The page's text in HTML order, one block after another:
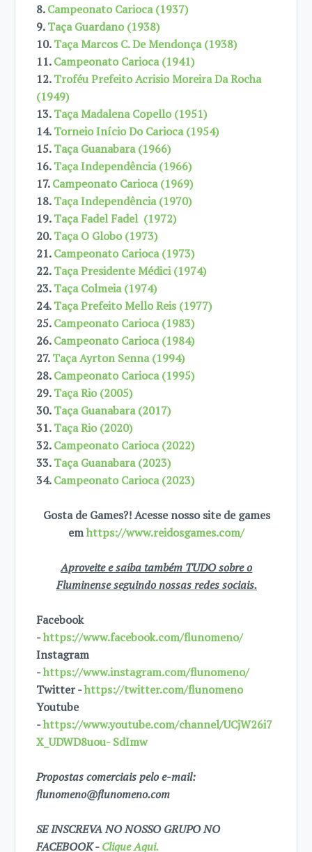
8.Campeonato Carioca (1937)
9.Taça Guardano (1938)
10.Taça Marcos C. De Mendonça (1938)
11.Campeonato Carioca (1941)
12.Troféu Prefeito Acrisio Moreira Da Rocha
(1949)
13.Taça Madalena Copello (1951)
14.Torneio Início Do Carioca (1954)
15.Taça Guanabara (1966)
16.Taça Independência (1966)
17.Campeonato Carioca (1969)
18.Taça Independência (1970)
19.Taça Fadel Fadel (1972)
20.Taça O Globo (1973)
21.Campeonato Carioca (1973)
22.Taça Presidente Médici (1974)
23.Taça Colmeia (1974)
24.Taça Prefeito Mello Reis (1977)
25.Campeonato Carioca (1983)
26.Campeonato Carioca (1984)
27.Taça Ayrton Senna (1994)
28.Campeonato Carioca (1995)
29.Taça Rio (2005)
30.Taça Guanabara (2017)
31.Taça Rio (2020)
32.Campeonato Carioca (2022)
33. Taça Guanabara (2023)
34.Campeonato Carioca (2023)
Gosta de Games?! Acesse nosso site de games
emhttps://www.reidosgames.com/
Aproveite e saiba também TUDO sobre o
Fluminense seguindo nossas redes sociais.
Facebook
-https://www.facebook.com/flunomeno/
Instagram
-https://www.instagram.com/flunomeno/
Twitter -https://twitter.com/flunomeno
Youtube
-https://www.youtube.com/channel/UCjW26i7
X_UDWD8uou- SdImw
Propostas comerciais pelo e-mail:
flunomeno@flunomeno.com
SE INSCREVA NO NOSSO GRUPO NO
FACEBOOK -Clique Aqui.